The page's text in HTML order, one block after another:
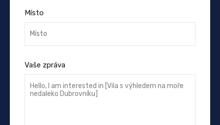
Místo
Vaše zpráva